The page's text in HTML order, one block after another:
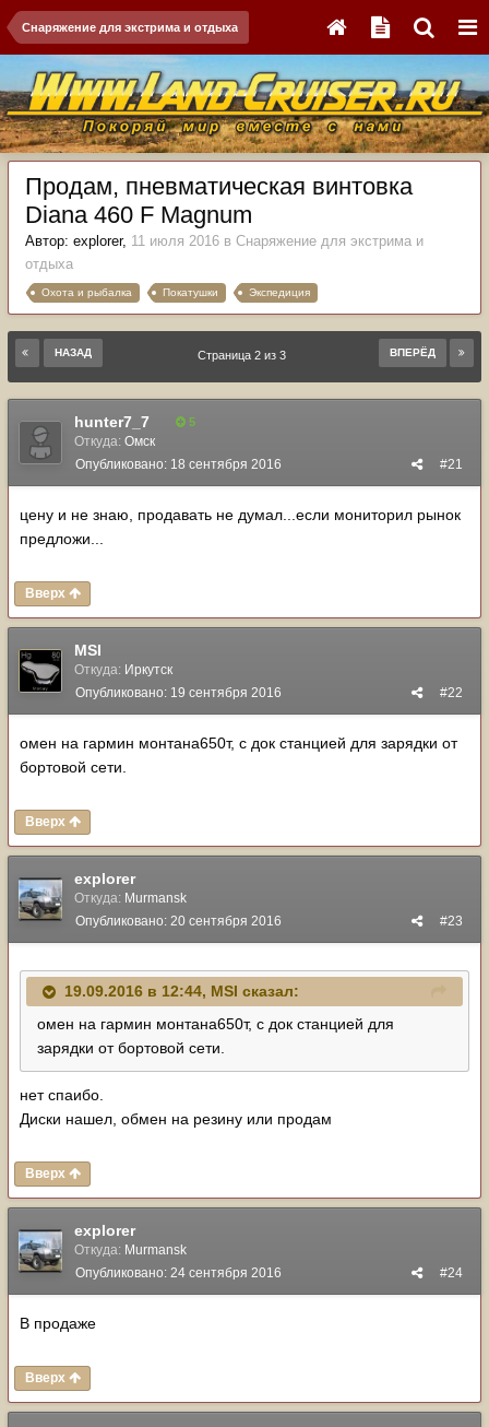
Снаряжение для экстрима и отдыха
Продам, пневматическая винтовка
Diana 460 F Magnum
Автор: explorer, 11 июля 2016 в Снаряжение для экстрима и
отдыха
Охота и рыбалка Покатушки Экспедиция
НАЗАД ВПЕРЁД
Страница 2 из 3
hunter7_7 5
Откуда: Омск
#21
Опубликовано: 18 сентября 2016
цену и не знаю, продавать не думал...если мониторил рынок
предложи...
Вверх
MSI
Откуда: Иркутск
#22
Опубликовано: 19 сентября 2016
омен на гармин монтана650т, с док станцией для зарядки от
бортовой сети.
Вверх
explorer
Откуда: Murmansk
#23
Опубликовано: 20 сентября 2016
19.09.2016 в 12:44, MSI сказал:
омен на гармин монтана650т, с док станцией для
зарядки от бортовой сети.
нет спаибо.
Диски нашел, обмен на резину или продам
Вверх
explorer
Откуда: Murmansk
#24
Опубликовано: 24 сентября 2016
В продаже
Вверх